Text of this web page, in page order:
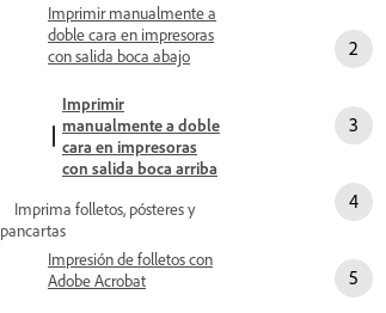
Imprimir manualmente a
doble cara en impresoras
con salida boca abajo
Imprimir
manualmente a doble
cara en impresoras
con salida boca arriba
Imprima folletos, pósteres y
pancartas
Impresión de folletos con
Adobe Acrobat